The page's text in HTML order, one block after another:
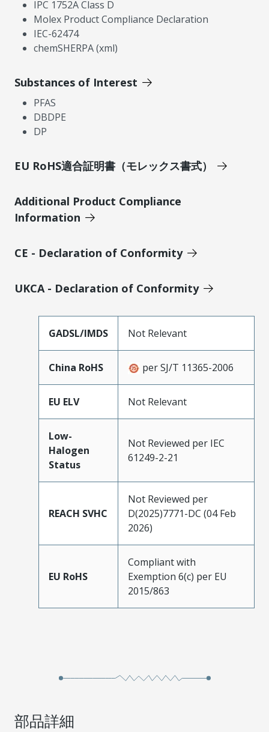
IPC 1752A Class D
Molex Product Compliance Declaration
IEC-62474
chemSHERPA (xml)
Substances of Interest
PFAS
DBDPE
DP
EU RoHS適合証明書（モレックス書式）
Additional Product Compliance
Information
CE - Declaration of Conformity
UKCA - Declaration of Conformity
GADSL/IMDS Not Relevant
China RoHS per SJ/T 11365-2006
EU ELV Not Relevant
Low-
Halogen
Status
Not Reviewed per IEC
61249-2-21
REACH SVHC
Not Reviewed per
D(2025)7771-DC (04 Feb
2026)
EU RoHS
Compliant with
Exemption 6(c) per EU
2015/863
部品詳細